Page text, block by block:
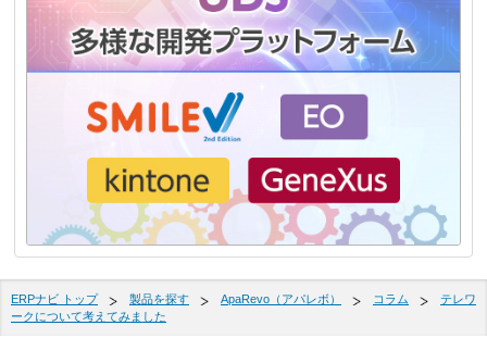
ERPナビ トップ 製品を探す ApaRevo（アパレボ） コラム
テレワ
ークについて考えてみました